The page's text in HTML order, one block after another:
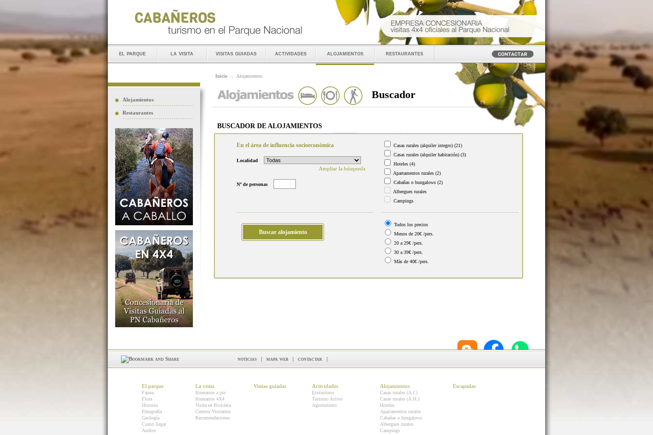
el parque la visita visitas guiadas actividades alojamientos restaurantes
Alojamientos
Restaurantes
Inicio :: Alojamientos
Buscador
BUSCADOR DE ALOJAMIENTOS
En el área de influencia socioeconómica
Localidad
Ampliar la búsqueda
Nº de personas
Casas rurales (alquiler integro) (21)
Casas rurales (alquiler habitación) (3)
Hoteles (4)
Apartamentos rurales (2)
Cabañas o bungalows (2)
Albergues rurales
Campings
Todos los precios
Menos de 20€ /pers.
20 a 29€ /pers.
30 a 39€ /pers.
Más de 40€ /pers.
noticias | mapa web | contactar |
El parque
Fauna
Flora
Historia
Etnografía
Geología
Como llegar
Audios
La visita
Itinerarios a pie
Itinerarios 4X4
Visita en Bicicleta
Centros Visitantes
Recomendaciones
Visitas guiadas Actividades
Ecoturismo
Turismo Activo
Agroturismo
Alojamientos
Casas rurales (A.I.)
Casas rurales (A.H.)
Hoteles
Apartamentos rurales
Cabañas o bungalows
Albergues rurales
Campings
Escapadas